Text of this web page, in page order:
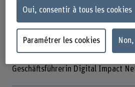
Geschäftsführerin Digital Impact
Oui, consentir à tous les cookies
Paramétrer les cookies